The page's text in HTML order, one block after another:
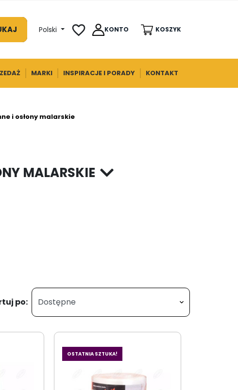
Polski favorite_border KONTO KOSZYK
MARKI INSPIRACJE I PORADY KONTAKT
i osłony malarskie
MALARSKIE
po:
OSTATNIA SZTUKA!